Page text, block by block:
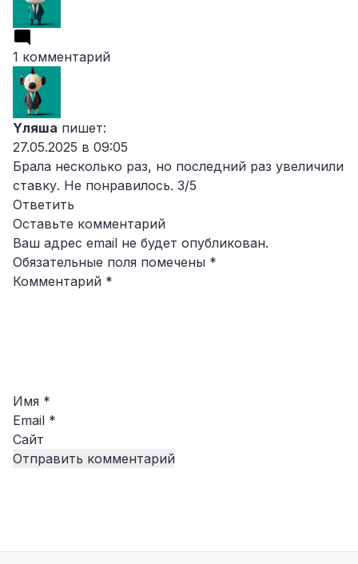
1 комментарий
Yляша пишет:
27.05.2025 в 09:05
Брала несколько раз, но последний раз увеличили
ставку. Не понравилось. 3/5
Ответить
Оставьте комментарий
Ваш адрес email не будет опубликован.
Обязательные поля помечены *
Комментарий *
Имя *
Email *
Сайт